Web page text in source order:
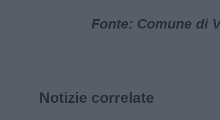
Fonte: Comune di
Notizie correlate